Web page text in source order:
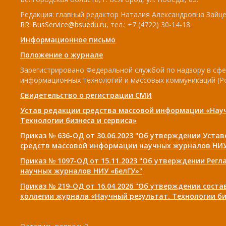
Редакция: главный редактор Наталия Александровна
RR_BusService@bsuedu.ru, тел.: +7 (4722) 30-14-18.
Информационное письмо
Положение о журнале
Зарегистрировано Федеральной службой по надзору в
информационных технологий и массовых коммуникаций
Свидетельство о регистрации СМИ
Устав редакции средства массовой информации
Технологии бизнеса и сервиса»
Приказ № 636-ОД от 30.06.2023 "Об утверждении
средств массовой информации научных журналов
Приказ № 1097-ОД от 15.11.2023 "Об утверждении
научных журналов НИУ «БелГУ»"
Приказ № 219-ОД от 16.04.2026 "Об утверждении
коллегии журнала «Научный результат. Технологии